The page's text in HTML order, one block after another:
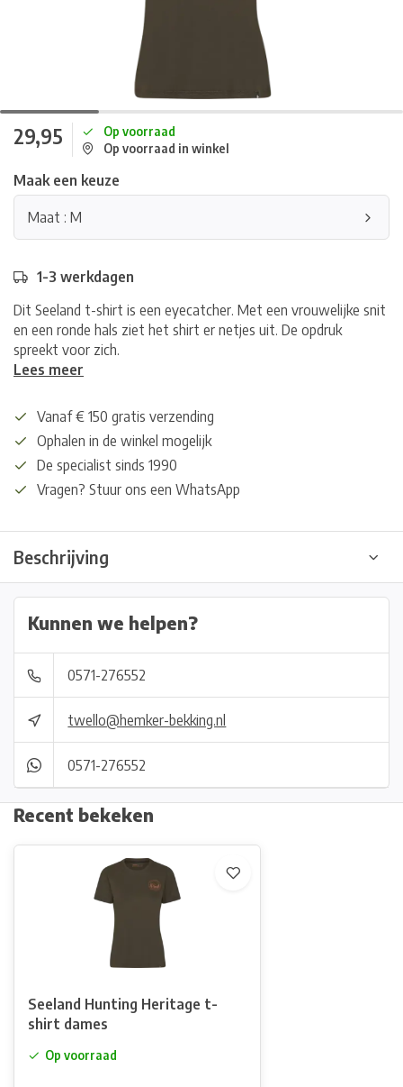
29,95
Op voorraad
Op voorraad in winkel
Maak een keuze
Maat : M
1-3 werkdagen
Dit Seeland t-shirt is een eyecatcher. Met een vrouwelijke snit
en een ronde hals ziet het shirt er netjes uit. De opdruk
spreekt voor zich.
Lees meer
Vanaf € 150 gratis verzending
Ophalen in de winkel mogelijk
De specialist sinds 1990
Vragen? Stuur ons een WhatsApp
Beschrijving
Kunnen we helpen?
0571-276552
twello@hemker-bekking.nl
0571-276552
Recent bekeken
Seeland Hunting Heritage t-
shirt dames
Op voorraad